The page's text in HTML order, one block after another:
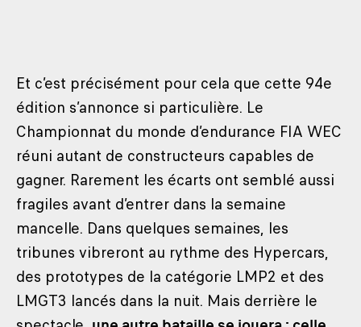
Et c’est précisément pour cela que cette 94e
édition s’annonce si particulière. Le
Championnat du monde d’endurance FIA WEC
réuni autant de constructeurs capables de
gagner. Rarement les écarts ont semblé aussi
fragiles avant d’entrer dans la semaine
mancelle. Dans quelques semaines, les
tribunes vibreront au rythme des Hypercars,
des prototypes de la catégorie LMP2 et des
LMGT3 lancés dans la nuit. Mais derrière le